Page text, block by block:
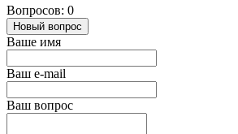
Вопросов: 0
Новый вопрос
Ваше имя
Ваш e-mail
Ваш вопрос